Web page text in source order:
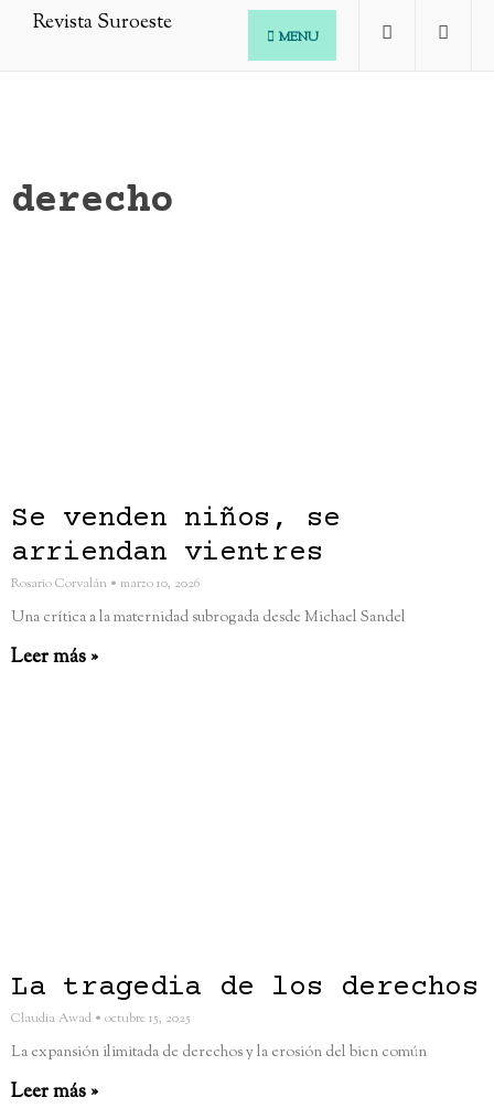
MENU
derecho
Se venden niños, se
arriendan vientres
Rosario Corvalán marzo 10, 2026
Una crítica a la maternidad subrogada desde Michael Sandel
Leer más »
La tragedia de los derechos
Claudia Awad octubre 15, 2025
La expansión ilimitada de derechos y la erosión del bien común
Leer más »